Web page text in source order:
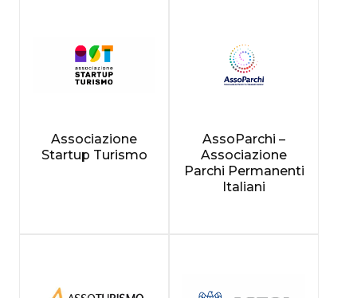
Associazione
Startup Turismo
AssoParchi –
Associazione
Parchi Permanenti
Italiani